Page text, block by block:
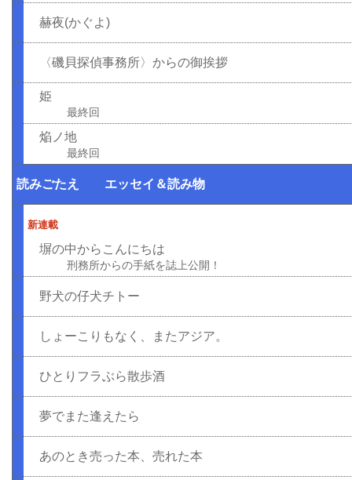
赫夜(かぐよ)
〈磯貝探偵事務所〉からの御挨拶
姫
最終回
焔ノ地
最終回
読みごたえ エッセイ＆読み物
新連載
塀の中からこんにちは
刑務所からの手紙を誌上公開！
野犬の仔犬チトー
しょーこりもなく、またアジア。
ひとりフラぶら散歩酒
夢でまた逢えたら
あのとき売った本、売れた本